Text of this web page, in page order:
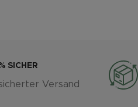
SICHER
Versand